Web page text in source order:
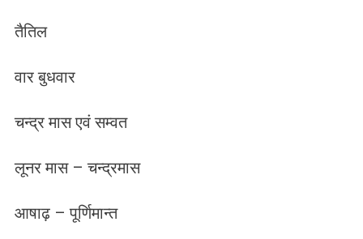
तैतिल
वार बुधवार
चन्द्र मास एवं सम्वत
लूनर मास – चन्द्रमास
आषाढ़ – पूर्णिमान्त